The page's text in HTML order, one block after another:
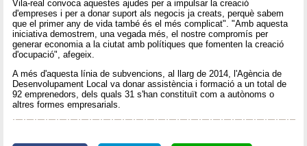
Vila-real convoca aquestes ajudes per a impulsar la creació
d'empreses i per a donar suport als negocis ja creats, perquè sabem
que el primer any de vida també és el més complicat". "Amb aquesta
iniciativa demostrem, una vegada més, el nostre compromís per
generar economia a la ciutat amb polítiques que fomenten la creació
d'ocupació", afegeix.
A més d'aquesta línia de subvencions, al llarg de 2014, l'Agència de
Desenvolupament Local va donar assistència i formació a un total de
92 emprenedors, dels quals 31 s'han constituït com a autònoms o
altres formes empresarials.